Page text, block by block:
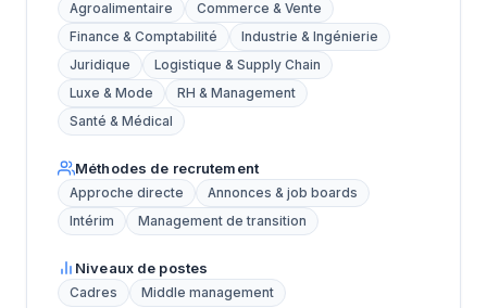
Agroalimentaire
Commerce & Vente
Finance & Comptabilité
Industrie & Ingénierie
Juridique
Logistique & Supply Chain
Luxe & Mode
RH & Management
Santé & Médical
Méthodes de recrutement
Approche directe
Annonces & job boards
Intérim
Management de transition
Niveaux de postes
Cadres Middle management